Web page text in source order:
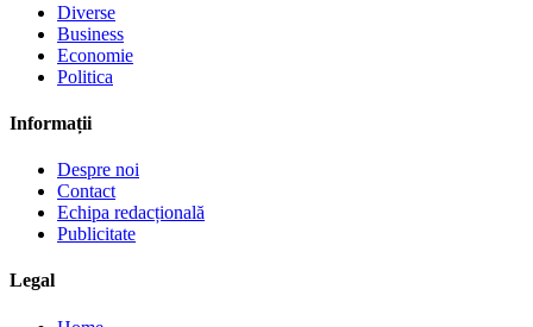
Diverse
Business
Economie
Politica
Informații
Despre noi
Contact
Echipa redacțională
Publicitate
Legal